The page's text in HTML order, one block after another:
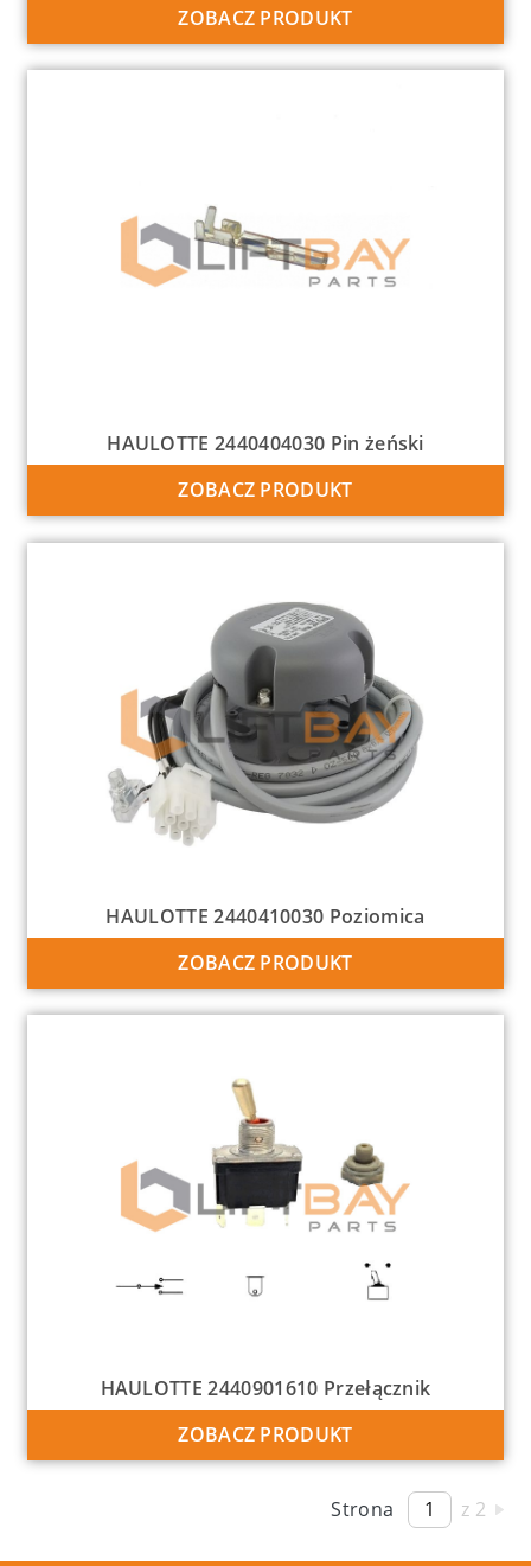
ZOBACZ PRODUKT
HAULOTTE 2440404030 Pin żeński
ZOBACZ PRODUKT
HAULOTTE 2440410030 Poziomica
ZOBACZ PRODUKT
HAULOTTE 2440901610 Przełącznik
ZOBACZ PRODUKT
Strona z 2